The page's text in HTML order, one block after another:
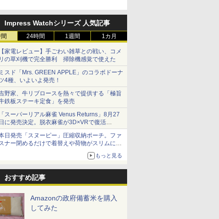
Impress Watchシリーズ 人気記事
24時間 1週間 1カ月
家電レビュー】手ごわい雑草との戦い、コメ
の草刈機で完全勝利 掃除機感覚で使えた
スド「Mrs. GREEN APPLE」のコラボドーナ
4種、いよいよ発売！
野家、牛リブロースを熱々で提供する「極旨
鉄板ステーキ定食」を発売
スーパーリアル麻雀 Venus Returns」8月27
に発売決定。脱衣麻雀が3D×VRで復活
売から2週間は20%オフになるセールが実施
日発売「スヌーピー」圧縮収納ポーチ。ファ
ナー閉めるだけで着替えや荷物がスリムにま
もっと見る
おすすめ記事
Amazonの政府備蓄米を購入
してみた